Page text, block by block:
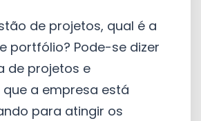
de projetos, qual é a
portfólio? Pode-se dizer
de projetos e
a empresa está
para atingir os